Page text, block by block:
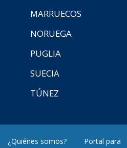
MARRUECOS
NORUEGA
PUGLIA
SUECIA
TÚNEZ
¿Quiénes somos?
Portal para